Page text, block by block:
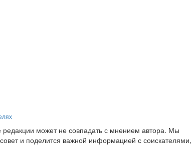
может не совпадать с мнением автора. Мы
и поделится важной информацией с соискателями,